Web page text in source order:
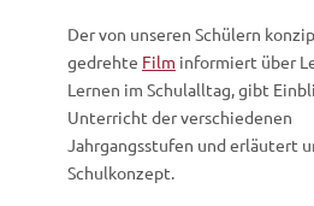
Der von unseren Schülern
gedrehte Film informiert über
Lernen im Schulalltag, gibt
Unterricht der verschiedenen
Jahrgangsstufen und erläutert
Schulkonzept.